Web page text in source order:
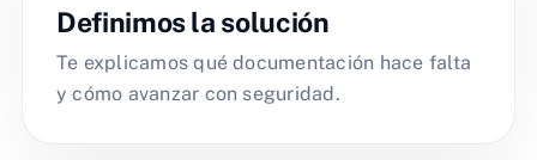
Definimos la solución
Te explicamos qué documentación hace falta
y cómo avanzar con seguridad.